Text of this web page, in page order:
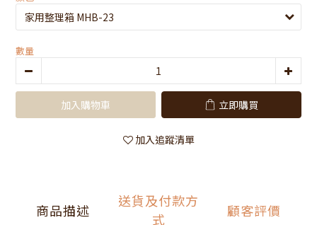
數量
加入購物車 立即購買
加入追蹤清單
商品描述
送貨及付款方
式
顧客評價